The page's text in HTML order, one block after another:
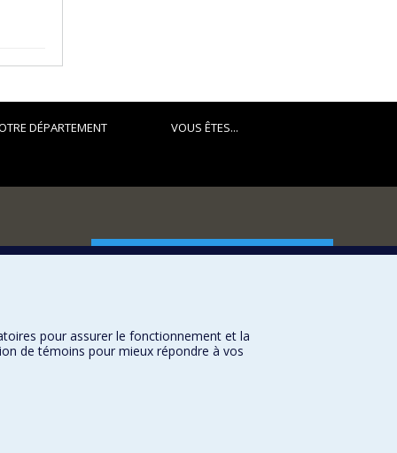
DÉPARTEMENT VOUS ÊTES...
FACULTÉ DES ARTS ET DES SCIENCES
Nos programmes et cours
pour assurer le fonctionnement et la
de témoins pour mieux répondre à vos